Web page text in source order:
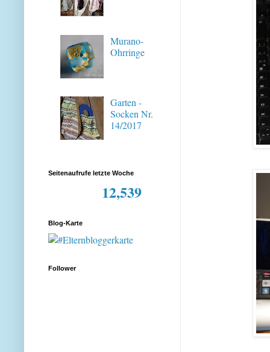
Murano-
Ohrringe
Garten -
Socken Nr.
14/2017
Seitenaufrufe letzte Woche
12,539
Blog-Karte
Follower